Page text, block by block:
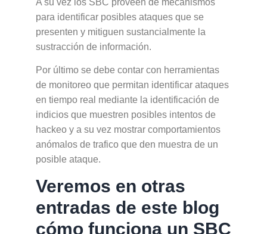
A su vez los SBC proveen de mecanismos
para identificar posibles ataques que se
presenten y mitiguen sustancialmente la
sustracción de información.
Por último se debe contar con herramientas
de monitoreo que permitan identificar ataques
en tiempo real mediante la identificación de
indicios que muestren posibles intentos de
hackeo y a su vez mostrar comportamientos
anómalos de trafico que den muestra de un
posible ataque.
Veremos en otras
entradas de este blog
cómo funciona un SBC